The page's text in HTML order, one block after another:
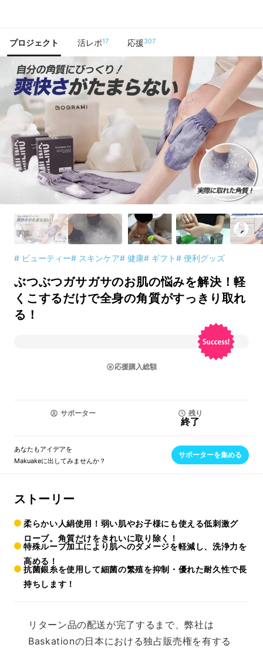
プロジェクト 活レポ17 応援307
# ビューティー# スキンケア# 健康# ギフト# 便利グッズ
ぶつぶつガサガサのお肌の悩みを解決！軽
くこするだけで全身の角質がすっきり取れ
る！
応援購入総額
サポーター 残り
終了
あなたもアイデアを
Makuakeに出してみませんか？
サポーターを集める
ストーリー
柔らかい人絹使用！弱い肌やお子様にも使える低刺激グ
ローブ。角質だけをきれいに取り除く！
特殊ループ加工により肌へのダメージを軽減し、洗浄力を
高める！
抗菌銀糸を使用して細菌の繁殖を抑制・優れた耐久性で長
持ちします！
リターン品の配送が完了するまで、弊社は
Baskationの日本における独占販売権を有する